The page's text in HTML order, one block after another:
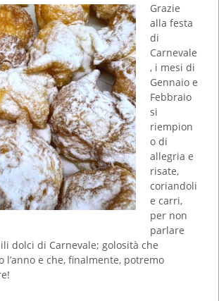
Grazie
alla festa
di
Carnevale
, i mesi di
Gennaio e
Febbraio
si
riempion
o di
allegria e
risate,
coriandoli
e carri,
per non
parlare
dolci di Carnevale; golosità che
e che, finalmente, potremo